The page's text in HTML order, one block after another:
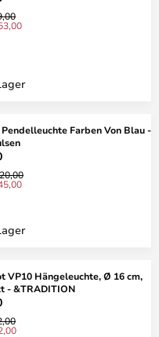
Pendelleuchte Farben Von Blau -
VP10 Hängeleuchte, Ø 16 cm,
- &TRADITION